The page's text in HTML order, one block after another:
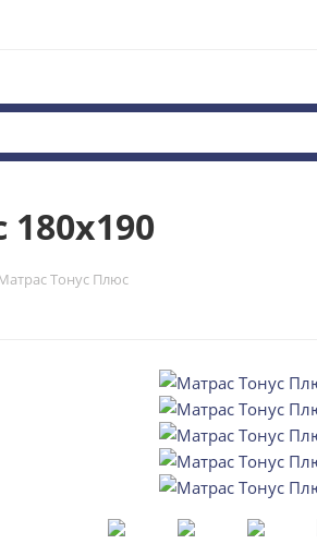
Тонус Плюс